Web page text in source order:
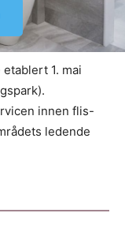
etablert 1. mai
innen flis-
ledende